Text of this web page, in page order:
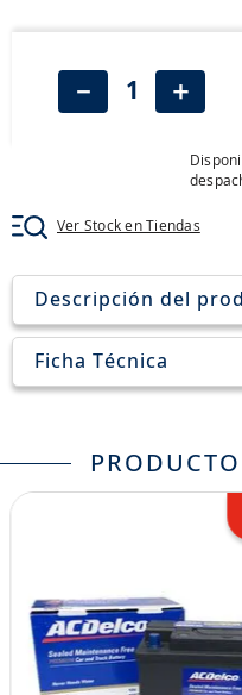
＋
－
Ver Stock en Tiendas
Descripción del
Ficha Técnica
jockey john deere